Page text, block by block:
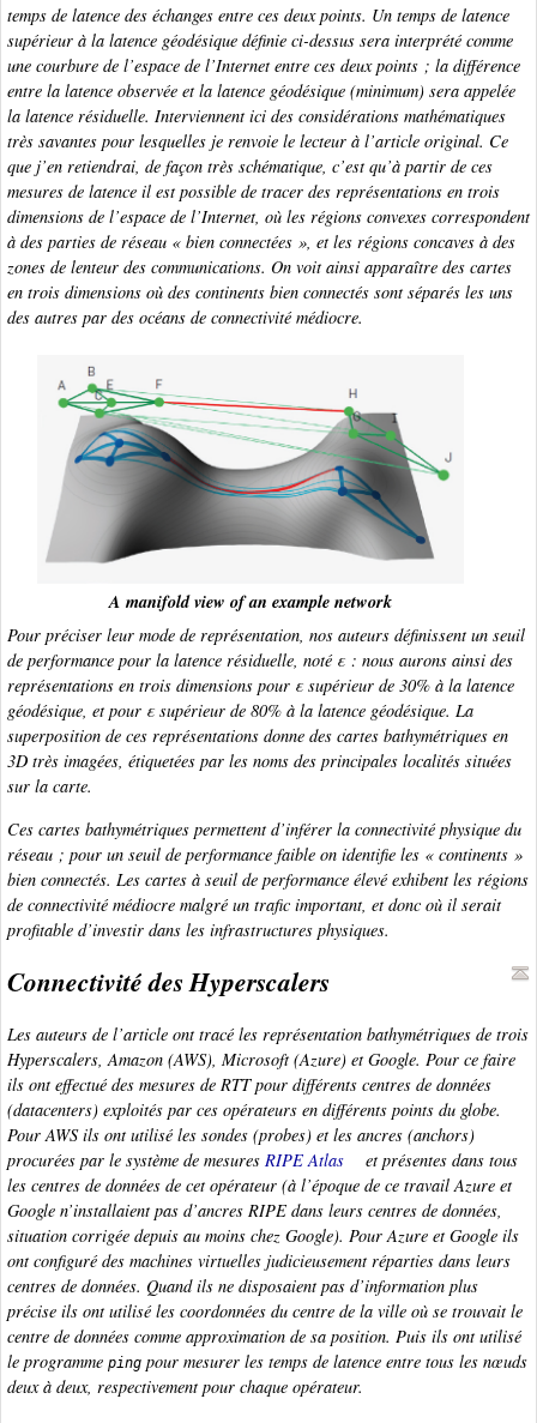
temps de latence des échanges entre ces deux points. Un temps de latence
supérieur à la latence géodésique définie ci-dessus sera interprété comme
une courbure de l’espace de l’Internet entre ces deux points ; la différence
entre la latence observée et la latence géodésique (minimum) sera appelée
la latence résiduelle. Interviennent ici des considérations mathématiques
très savantes pour lesquelles je renvoie le lecteur à l’article original. Ce
que j’en retiendrai, de façon très schématique, c’est qu’à partir de ces
mesures de latence il est possible de tracer des représentations en trois
dimensions de l’espace de l’Internet, où les régions convexes correspondent
à des parties de réseau « bien connectées », et les régions concaves à des
zones de lenteur des communications. On voit ainsi apparaître des cartes
en trois dimensions où des continents bien connectés sont séparés les uns
des autres par des océans de connectivité médiocre.
A manifold view of an example network
Pour préciser leur mode de représentation, nos auteurs définissent un seuil
de performance pour la latence résiduelle, noté ε : nous aurons ainsi des
représentations en trois dimensions pour ε supérieur de 30% à la latence
géodésique, et pour ε supérieur de 80% à la latence géodésique. La
superposition de ces représentations donne des cartes bathymétriques en
3D très imagées, étiquetées par les noms des principales localités situées
sur la carte.
Ces cartes bathymétriques permettent d’inférer la connectivité physique du
réseau ; pour un seuil de performance faible on identifie les « continents »
bien connectés. Les cartes à seuil de performance élevé exhibent les régions
de connectivité médiocre malgré un trafic important, et donc où il serait
profitable d’investir dans les infrastructures physiques.
Connectivité desHyperscalers
Les auteurs de l’article ont tracé les représentation bathymétriques de trois
Hyperscalers , Amazon (AWS), Microsoft (Azure) et Google. Pour ce faire
ils ont effectué des mesures de RTT pour différents centres de données
(datacenters) exploités par ces opérateurs en différents points du globe.
Pour AWS ils ont utilisé les sondes (probes) et les ancres (anchors)
procurées par le système de mesures RIPE Atlas
et présentes dans tous
les centres de données de cet opérateur (à l’époque de ce travail Azure et
Google n’installaient pas d’ancres RIPE dans leurs centres de données,
situation corrigée depuis au moins chez Google). Pour Azure et Google ils
ont configuré des machines virtuelles judicieusement réparties dans leurs
centres de données. Quand ils ne disposaient pas d’information plus
précise ils ont utilisé les coordonnées du centre de la ville où se trouvait le
centre de données comme approximation de sa position. Puis ils ont utilisé
le programme ping pour mesurer les temps de latence entre tous les nœuds
deux à deux, respectivement pour chaque opérateur.